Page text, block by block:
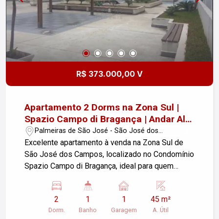
R$ 373.000,00 V
Apartamento 2 Dorms na Zona Sul |
Spazio Campo di Bragança | Andar Alto
com Vista Livre
Palmeiras de São José - São José dos
Campos/SP
Excelente apartamento à venda na Zona Sul de
São José dos Campos, localizado no Condomínio
Spazio Campo di Bragança, ideal para quem
qualidade de vida em uma das regiões mais
valorizadas da cidade. Situado em andar alto, o
imóvel proporciona uma agradável vista livre para
2
Dorm.
1
Banho
1
Garagem
45 m²
A. Útil